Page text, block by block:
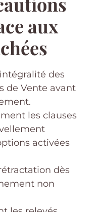
aux
des
de Vente avant
les clauses
activées
dès
non